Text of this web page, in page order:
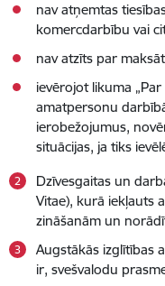
nav atņemtas
komercdarbību vai
nav atzīts par
ievērojot likuma
amatpersonu
ierobežojumus,
situācijas, ja tiks
Dzīvesgaitas un
Vitae), kurā iekļauts
zināšanām un
Augstākās izglītības
ir, svešvalodu